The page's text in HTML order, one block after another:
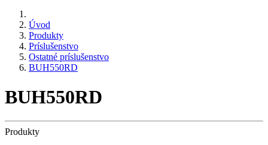
Úvod
Produkty
Príslušenstvo
Ostatné príslušenstvo
BUH550RD
BUH550RD
Produkty